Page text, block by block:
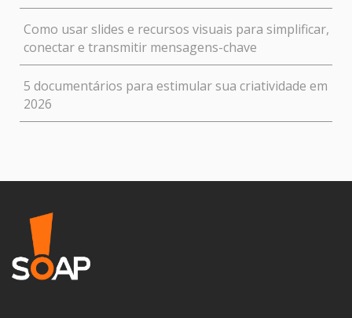
Como usar slides e recursos visuais para simplificar,
conectar e transmitir mensagens-chave
5 documentários para estimular sua criatividade em
2026